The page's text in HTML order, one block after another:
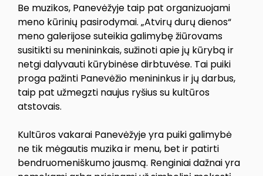
Be muzikos, Panevėžyje taip pat organizuojami
meno kūrinių pasirodymai. „Atvirų durų dienos“
meno galerijose suteikia galimybę žiūrovams
susitikti su menininkais, sužinoti apie jų kūrybą ir
netgi dalyvauti kūrybinėse dirbtuvėse. Tai puiki
proga pažinti Panevėžio menininkus ir jų darbus,
taip pat užmegzti naujus ryšius su kultūros
atstovais.
Kultūros vakarai Panevėžyje yra puiki galimybė
ne tik mėgautis muzika ir menu, bet ir patirti
bendruomeniškumo jausmą. Renginiai dažnai yra